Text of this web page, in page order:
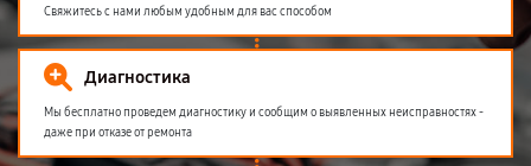
Свяжитесь с нами любым удобным для вас способом
Диагностика
Мы бесплатно проведем диагностику и сообщим о выявленных неисправностях -
даже при отказе от ремонта